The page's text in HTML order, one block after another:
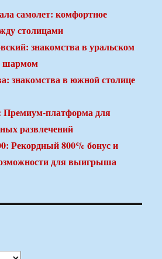
самолет: комфортное
столицами
знакомства в уральском
шармом
знакомства в южной столице
платформа для
развлечений
Рекордный 800% бонус и
для выигрыша